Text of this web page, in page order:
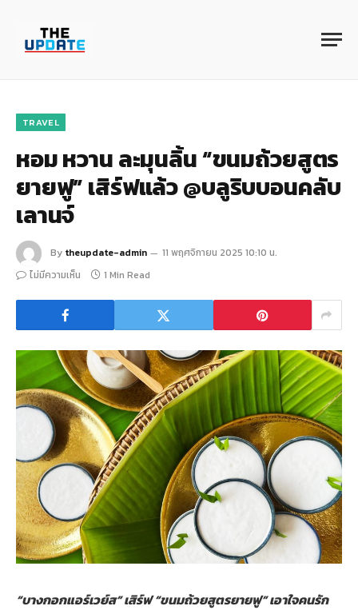
TRAVEL
หอม หวาน ละมุนลิ้น “ขนมถ้วยสูตร
ยายฟู” เสิร์ฟแล้ว @บลูริบบอนคลับ
เลานจ์
By theupdate-admin
11 พฤศจิกายน 2025 10:10 น.
ไม่มีความเห็น
1 Min Read
“บางกอกแอร์เวย์ส” เสิร์ฟ “ขนมถ้วยสูตรยายฟู” เอาใจคนรัก